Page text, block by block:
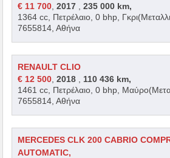
€ 11 700 ,2017 ,235 000 km,
1364 cc, Πετρέλαιο, 0 bhp,
7655814, Αθήνα
RENAULT CLIO
€ 12 500 ,2018
110 436 km,
1461 cc, Πετρέλαιο, 0 bhp,
7655814, Αθήνα
MERCEDES CLK 200 CABRIO
AUTOMATIC,